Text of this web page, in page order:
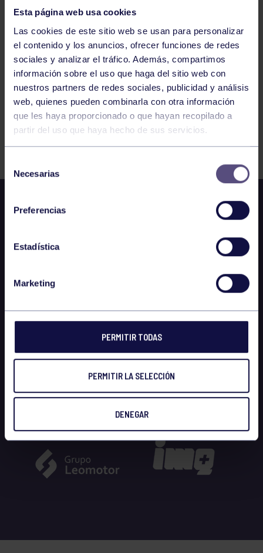
Esta página web usa cookies
Las cookies de este sitio web se usan para personalizar
el contenido y los anuncios, ofrecer funciones de redes
sociales y analizar el tráfico. Además, compartimos
información sobre el uso que haga del sitio web con
nuestros partners de redes sociales, publicidad y análisis
web, quienes pueden combinarla con otra información
que les haya proporcionado o que hayan recopilado a
partir del uso que haya hecho de sus servicios.
Necesarias
Preferencias
Estadística
Marketing
PERMITIR TODAS
PERMITIR LA SELECCIÓN
DENEGAR
1 2 3 4 5 6 7